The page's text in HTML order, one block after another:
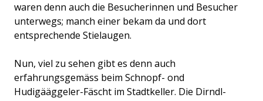
waren denn auch die Besucherinnen und Besucher
unterwegs; manch einer bekam da und dort
entsprechende Stielaugen.
Nun, viel zu sehen gibt es denn auch
erfahrungsgemäss beim Schnopf- ond
Hudigääggeler-Fäscht im Stadtkeller. Die Dirndl-